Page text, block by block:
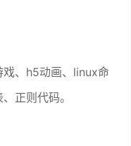
、h5动画、linux命
正则代码。